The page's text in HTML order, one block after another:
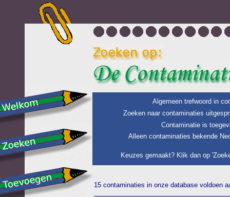
Algemeen trefwoord in
Zoeken naar contaminaties
Contaminatie is
Alleen contaminaties bekende
Keuzes gemaakt? Klik dan op
15 contaminaties in onze database voldoen